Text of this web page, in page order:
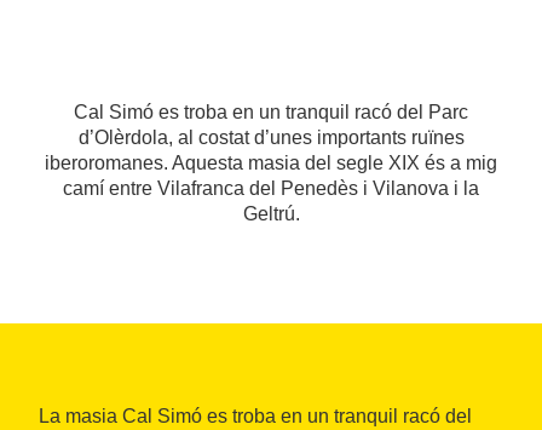
Cal Simó es troba en un tranquil racó del Parc
d’Olèrdola, al costat d’unes importants ruïnes
iberoromanes. Aquesta masia del segle XIX és a mig
camí entre Vilafranca del Penedès i Vilanova i la
Geltrú.
La masia Cal Simó es troba en un tranquil racó del